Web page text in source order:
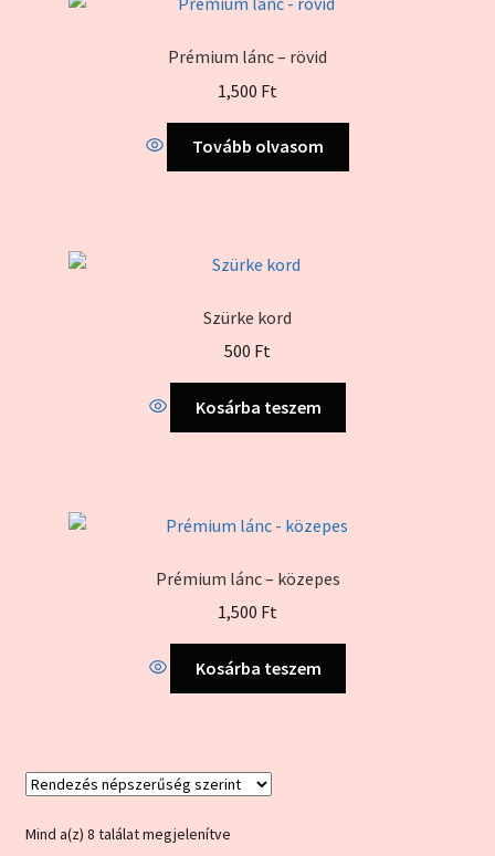
Prémium lánc – rövid
1,500 Ft
Tovább olvasom
Szürke kord
500 Ft
Kosárba teszem
Prémium lánc – közepes
1,500 Ft
Kosárba teszem
Mind a(z) 8 találat megjelenítveSorted